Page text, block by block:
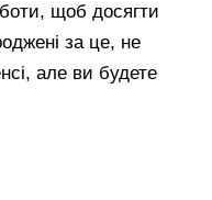
щоб досягти
за це, не
але ви будете